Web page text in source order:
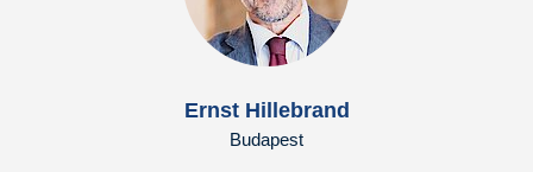
Ernst Hillebrand
Budapest